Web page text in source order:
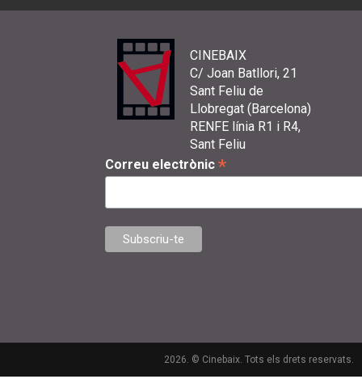
CINEBAIX
C/ Joan Batllori, 21
Sant Feliu de
Llobregat (Barcelona)
RENFE línia R1 i R4,
Sant Feliu
Correu electrònic *
2026. © Cinebaix. Tots els drets reservats.